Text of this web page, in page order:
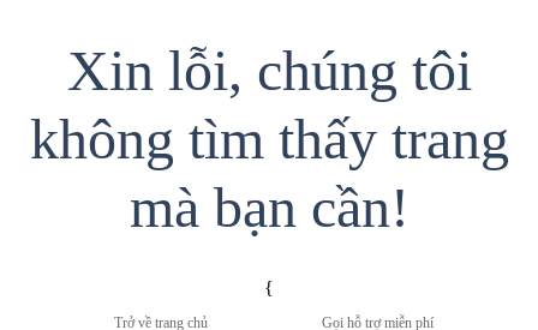
Xin lỗi, chúng tôi
không tìm thấy trang
mà bạn cần!
{
Trở về trang chủ
Gọi hỗ trợ miễn phí